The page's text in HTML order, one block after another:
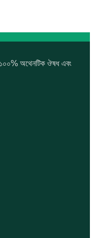
১০০% অথেনটিক ঔষধ এবং